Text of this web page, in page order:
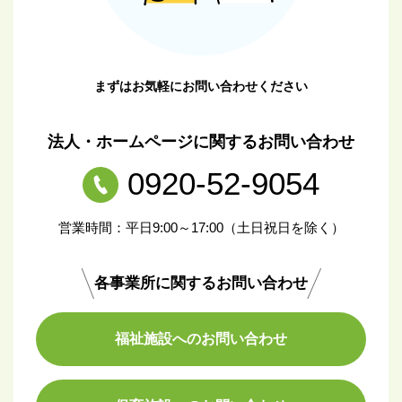
まずはお気軽にお問い合わせください
法人・ホームページに関するお問い合わせ
0920-52-9054
営業時間：平日9:00～17:00（土日祝日を除く）
各事業所に関するお問い合わせ
福祉施設へのお問い合わせ